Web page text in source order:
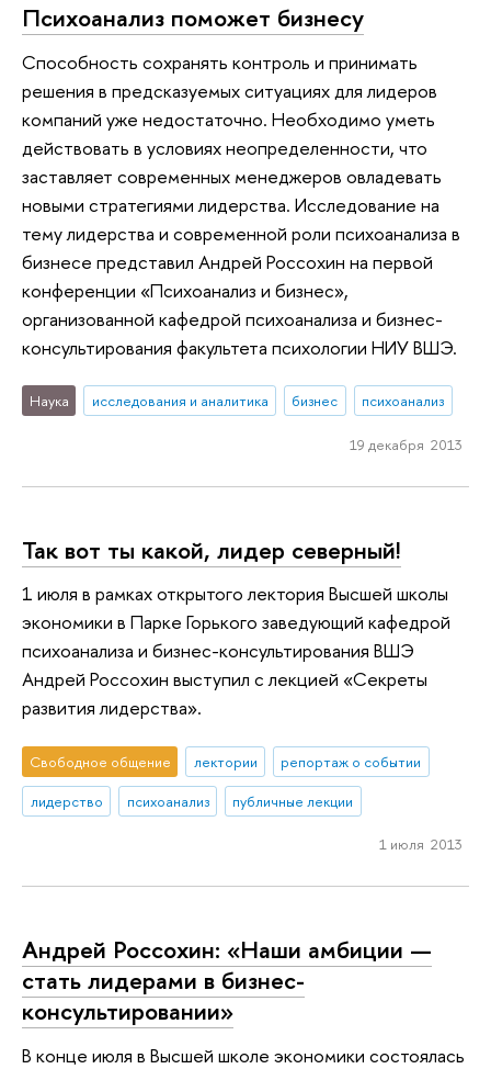
Психоанализ поможет бизнесу
Способность сохранять контроль и принимать
решения в предсказуемых ситуациях для лидеров
компаний уже недостаточно. Необходимо уметь
действовать в условиях неопределенности, что
заставляет современных менеджеров овладевать
новыми стратегиями лидерства. Исследование на
тему лидерства и современной роли психоанализа в
бизнесе представил Андрей Россохин на первой
конференции «Психоанализ и бизнес»,
организованной кафедрой психоанализа и бизнес-
консультирования факультета психологии НИУ ВШЭ.
Наука исследования и аналитика бизнес психоанализ
19 декабря 2013
Так вот ты какой, лидер северный!
1 июля в рамках открытого лектория Высшей школы
экономики в Парке Горького заведующий кафедрой
психоанализа и бизнес-консультирования ВШЭ
Андрей Россохин выступил с лекцией «Секреты
развития лидерства».
Свободное общение лектории
репортаж о событии
лидерство
психоанализ публичные лекции
1 июля 2013
Андрей Россохин: «Наши амбиции —
стать лидерами в бизнес-
консультировании»
В конце июля в Высшей школе экономики состоялась